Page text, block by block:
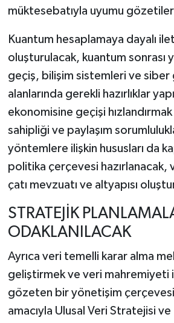
müktesebatıyla uyumu
Kuantum hesaplamaya dayalı
oluşturulacak, kuantum sonrası
geçiş, bilişim sistemleri ve siber
alanlarında gerekli hazırlıklar
ekonomisine geçişi
sahipliği ve paylaşım
yöntemlere ilişkin hususları da
politika çerçevesi hazırlanacak,
çatı mevzuatı ve altyapısı
STRATEJİK
ODAKLANILACAK
Ayrıca veri temelli karar alma
geliştirmek ve veri mahremiyeti
gözeten bir yönetişim
amacıyla Ulusal Veri Stratejisi ve